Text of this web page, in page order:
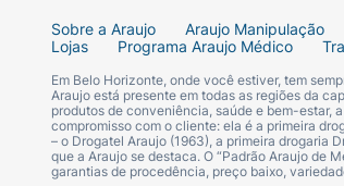
Sobre a Araujo Araujo Manipulação
Lojas
Programa Araujo Médico
Em Belo Horizonte, onde você estiver, tem
Araujo está presente em todas as regiões da
produtos de conveniência, saúde e bem-estar,
compromisso com o cliente: ela é a primeira
– o Drogatel Araujo (1963), a primeira drogaria
que a Araujo se destaca. O “Padrão Araujo de
garantias de procedência, preço baixo,